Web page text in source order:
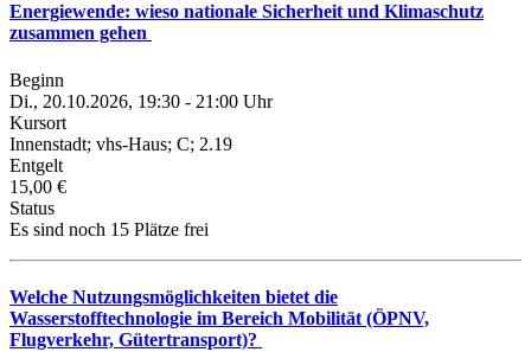
Energiewende: wieso nationale Sicherheit und Klimaschutz
zusammen gehen
Beginn
Di., 20.10.2026, 19:30 - 21:00 Uhr
Kursort
Innenstadt; vhs-Haus; C; 2.19
Entgelt
15,00 €
Status
Es sind noch 15 Plätze frei
Welche Nutzungsmöglichkeiten bietet die
Wasserstofftechnologie im Bereich Mobilität (ÖPNV,
Flugverkehr, Gütertransport)?